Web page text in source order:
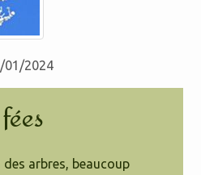
01/2024
arbres, beaucoup